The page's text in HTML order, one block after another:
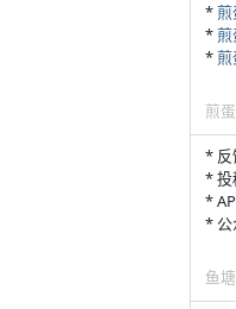
*煎
*煎
*煎
煎
* 反
* 投
*
* 公
鱼塘